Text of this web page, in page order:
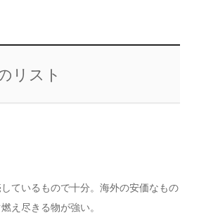
リスト
ているもので十分。海外の安価なもの
え尽きる物が強い。